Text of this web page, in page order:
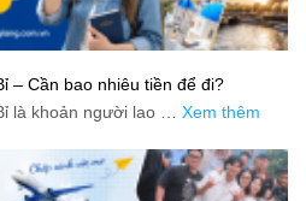
– Cần bao nhiêu tiền để đi?
là khoản người lao … Xem thêm